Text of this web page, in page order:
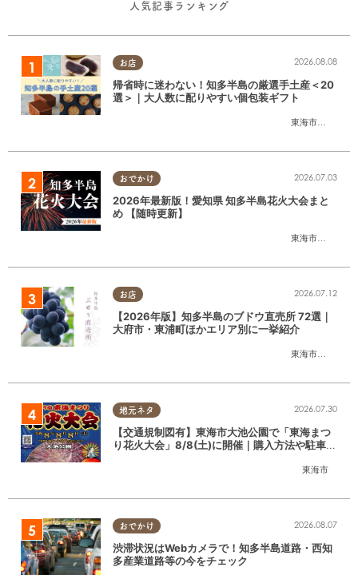
人気記事ランキング
お店
東海市
,大府市
2026.08.08
帰省時に迷わない！知多半島の厳選手土産＜20
選＞｜大人数に配りやすい個包装ギフト
おでかけ
東海市
,大府市
2026.07.03
2026年最新版！愛知県 知多半島花火大会まと
め 【随時更新】
お店
東海市
,大府市
2026.07.12
【2026年版】知多半島のブドウ直売所 72選｜
大府市・東浦町ほかエリア別に一挙紹介
地元ネタ
東海市
2026.07.30
【交通規制図有】東海市大池公園で「東海まつ
り花火大会」8/8(土)に開催｜購入方法や駐車場
おでかけ 2026.08.07
渋滞状況はWebカメラで！知多半島道路・西知
多産業道路等の今をチェック